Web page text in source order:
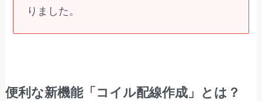
りました。
便利な新機能「コイル配線作成」とは ？